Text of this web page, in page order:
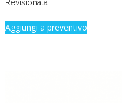
Revisionata
Aggiungi a preventivo